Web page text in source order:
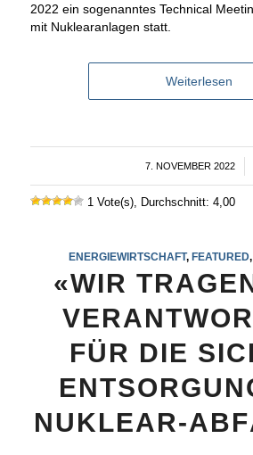
2022 ein sogenanntes Technical
mit Nuklearanlagen statt.
Weiterlesen
7. NOVEMBER 2022
/
1 Vote(s), Durchschnitt: 4,00
ENERGIEWIRTSCHAFT, FEATURED
«WIR
FÜR DIE
NUKLEAR-